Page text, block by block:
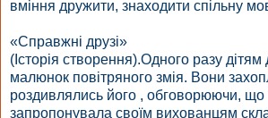
вміння дружити, знаходити спільну
«Справжні друзі»
(Історія створення).Одного разу
малюнок повітряного змія. Вони
роздивлялись його , обговорюючи, що
запропонувала своїм вихованцям